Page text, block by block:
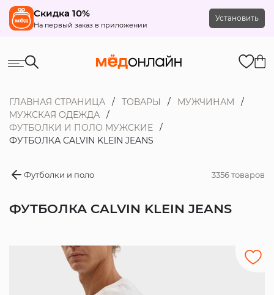
Скидка 10%
На первый заказ в приложении
Установить
ГЛАВНАЯ СТРАНИЦА ТОВАРЫ
МУЖЧИНАМ
МУЖСКАЯ ОДЕЖДА
ФУТБОЛКИ И ПОЛО МУЖСКИЕ
ФУТБОЛКА CALVIN KLEIN JEANS
Футболки и поло 3356 товаров
ФУТБОЛКА CALVIN KLEIN JEANS